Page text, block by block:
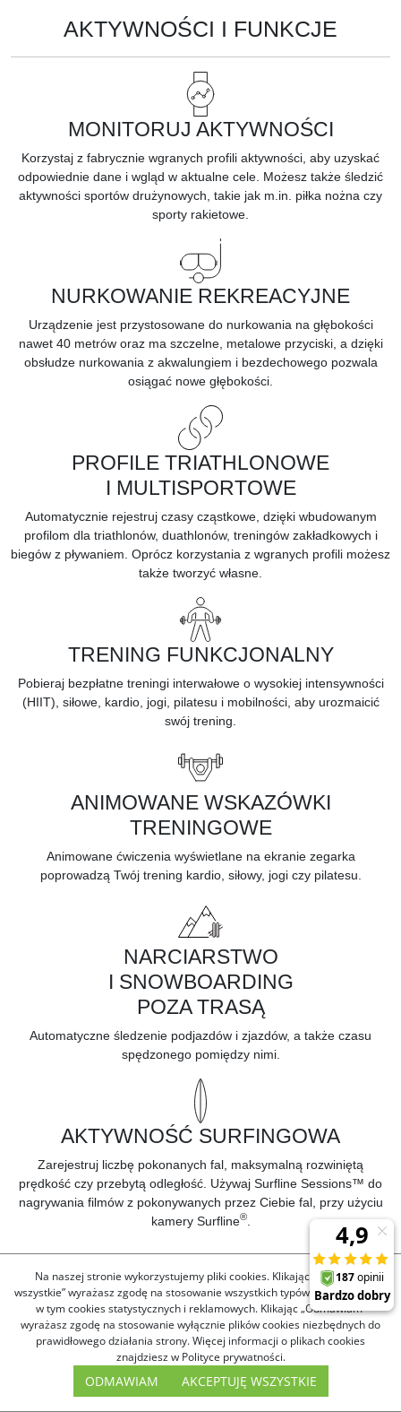
AKTYWNOŚCI I FUNKCJE
MONITORUJ AKTYWNOŚCI
Korzystaj z fabrycznie wgranych profili aktywności, aby uzyskać
odpowiednie dane i wgląd w aktualne cele. Możesz także śledzić
aktywności sportów drużynowych, takie jak m.in. piłka nożna czy
sporty rakietowe.
NURKOWANIE REKREACYJNE
Urządzenie jest przystosowane do nurkowania na głębokości
nawet 40 metrów oraz ma szczelne, metalowe przyciski, a dzięki
obsłudze nurkowania z akwalungiem i bezdechowego pozwala
osiągać nowe głębokości.
PROFILE TRIATHLONOWE
I MULTISPORTOWE
Automatycznie rejestruj czasy cząstkowe, dzięki wbudowanym
profilom dla triathlonów, duathlonów, treningów zakładkowych i
biegów z pływaniem. Oprócz korzystania z wgranych profili możesz
także tworzyć własne.
TRENING FUNKCJONALNY
Pobieraj bezpłatne treningi interwałowe o wysokiej intensywności
(HIIT), siłowe, kardio, jogi, pilatesu i mobilności, aby urozmaicić
swój trening.
ANIMOWANE WSKAZÓWKI
TRENINGOWE
Animowane ćwiczenia wyświetlane na ekranie zegarka
poprowadzą Twój trening kardio, siłowy, jogi czy pilatesu.
NARCIARSTWO
I SNOWBOARDING
POZA TRASĄ
Automatyczne śledzenie podjazdów i zjazdów, a także czasu
spędzonego pomiędzy nimi.
AKTYWNOŚĆ SURFINGOWA
Zarejestruj liczbę pokonanych fal, maksymalną rozwiniętą
prędkość czy przebytą odległość. Używaj Surfline Sessions™ do
nagrywania filmów z pokonywanych przez Ciebie fal, przy użyciu
kamery Surfline®.
DYNAMIKA JAZDY GÓRSKIEJ
Poznaj szczegóły swojej jazdy korzystając ze specjalnych
wskaźników Grit® i Flow™.
ZNAJDŹ SWOJĄ TRASĘ
Na naszej stronie wykorzystujemy pliki cookies. Klikając „Akceptuję
wszystkie” wyrażasz zgodę na stosowanie wszystkich typów plików cookies,
w tym cookies statystycznych i reklamowych. Klikając „Odmawiam”
wyrażasz zgodę na stosowanie wyłącznie plików cookies niezbędnych do
prawidłowego działania strony. Więcej informacji o plikach cookies
znajdziesz w Polityce prywatności.
ODMAWIAM AKCEPTUJĘ WSZYSTKIE